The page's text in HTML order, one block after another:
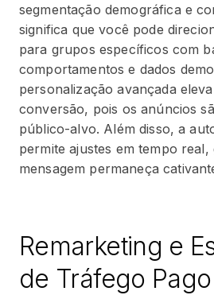
segmentação demográfica e
significa que você pode
para grupos específicos com
comportamentos e dados
personalização avançada
conversão, pois os anúncios
público-alvo. Além disso, a
permite ajustes em tempo
mensagem permaneça
Remarketing e
de Tráfego Pago